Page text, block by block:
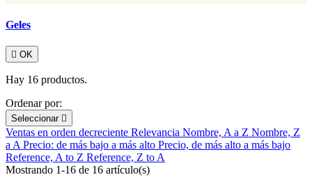
Geles
 OK
Hay 16 productos.
Ordenar por:
Seleccionar 
Ventas en orden decreciente Relevancia Nombre, A a Z Nombre, Z
a A Precio: de más bajo a más alto Precio, de más alto a más bajo
Reference, A to Z Reference, Z to A
Mostrando 1-16 de 16 artículo(s)